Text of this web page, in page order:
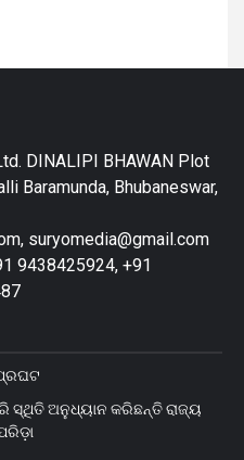
DINALIPI BHAWAN Plot
Baramunda, Bhubaneswar,
suryomedia@gmail.com
9438425924, +91
ସ୍ଥିତି ଅନୁଧ୍ୟାନ କରିଛନ୍ତି ରାଜ୍ୟ